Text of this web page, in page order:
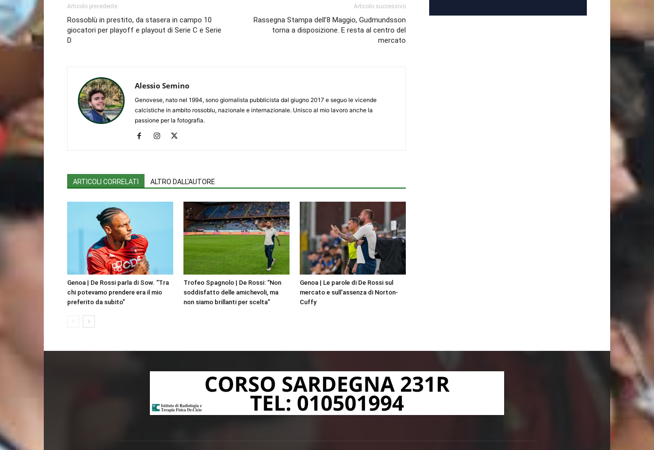
Articolo precedente
Rossoblù in prestito, da stasera in campo 10
giocatori per playoff e playout di Serie C e Serie
D
Articolo successivo
Rassegna Stampa dell’8 Maggio, Gudmundsson
torna a disposizione. E resta al centro del
mercato
Alessio Semino
Genovese, nato nel 1994, sono giornalista pubblicista dal giugno 2017 e seguo le vicende
calcistiche in ambito rossoblu, nazionale e internazionale. Unisco al mio lavoro anche la
passione per la fotografia.
ARTICOLI CORRELATI ALTRO DALL'AUTORE
Genoa | De Rossi parla di Sow. “Tra
chi potevamo prendere era il mio
preferito da subito”
Trofeo Spagnolo | De Rossi: “Non
soddisfatto delle amichevoli, ma
non siamo brillanti per scelta”
Genoa | Le parole di De Rossi sul
mercato e sull’assenza di Norton-
Cuffy